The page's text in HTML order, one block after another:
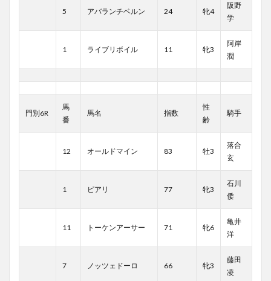
5 アバランチベルン 24 牝4
阪野
学
1 ライブリボイル 11 牝3
阿岸
潤
門別6R
馬
番
馬名 指数
性
齢
騎手
12 オールドマイン 83 牡3
落合
玄
1 ピアリ 77 牝3
石川
倭
11 トーケンアーサー 71 牝6
亀井
洋
7 ノッツェドーロ 66 牝3
藤田
凌